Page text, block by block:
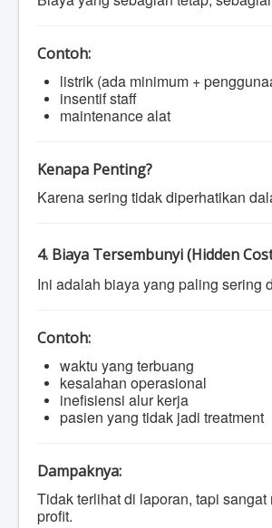
Contoh:
listrik (ada minimum +
insentif staff
maintenance alat
Kenapa Penting?
Karena sering tidak diperhatikan
4. Biaya Tersembunyi (Hidden
Ini adalah biaya yang paling sering
Contoh:
waktu yang terbuang
kesalahan operasional
inefisiensi alur kerja
pasien yang tidak jadi treatment
Dampaknya:
Tidak terlihat di laporan, tapi sangat
profit.